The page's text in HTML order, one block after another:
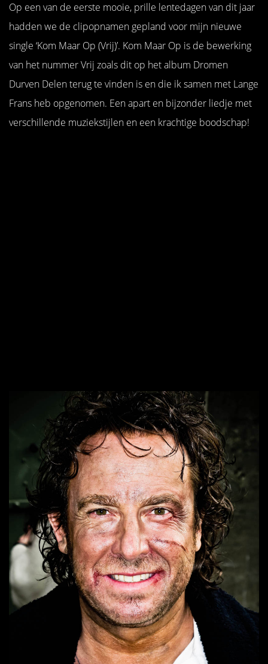
Op een van de eerste mooie, prille lentedagen van dit jaar
hadden we de clipopnamen gepland voor mijn nieuwe
single ‘Kom Maar Op (Vrij)’. Kom Maar Op is de bewerking
van het nummer Vrij zoals dit op het album Dromen
Durven Delen terug te vinden is en die ik samen met Lange
Frans heb opgenomen. Een apart en bijzonder liedje met
verschillende muziekstijlen en een krachtige boodschap!